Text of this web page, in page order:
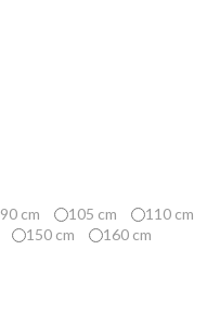
90 cm 105 cm
110 cm
150 cm
160 cm